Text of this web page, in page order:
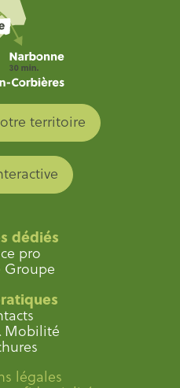
territoire
dédiés
pro
Groupe
Mobilité
légales